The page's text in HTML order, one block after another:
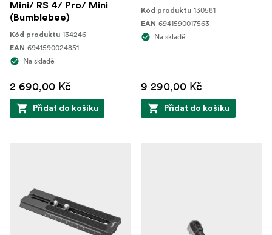
Mini/ RS 4/ Pro/ Mini
(Bumblebee)
Kód produktu 134246
EAN 6941590024851
Na skladě
2 690,00 Kč
Přidat do košíku
Kód produktu 130581
EAN 6941590017563
Na skladě
9 290,00 Kč
Přidat do košíku